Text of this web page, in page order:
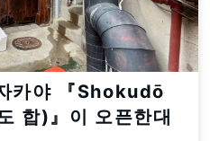
카야 『Shokudō
합)』이 오픈한대